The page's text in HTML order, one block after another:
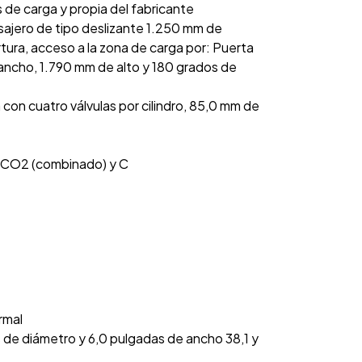
de carga y propia del fabricante
de tipo deslizante 1.250 mm de
acceso a la zona de carga por: Puerta
1.790 mm de alto y 180 grados de
cuatro válvulas por cilindro, 85,0 mm de
(combinado) y C
diámetro y 6,0 pulgadas de ancho 38,1 y